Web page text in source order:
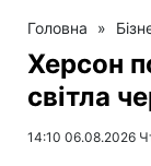
Головна »
Херсон
світла
14:10 06.08.2026